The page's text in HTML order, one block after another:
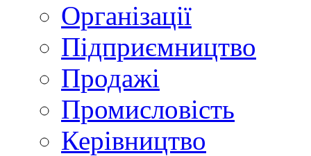
Організації
Підприємництво
Продажі
Промисловість
Керівництво